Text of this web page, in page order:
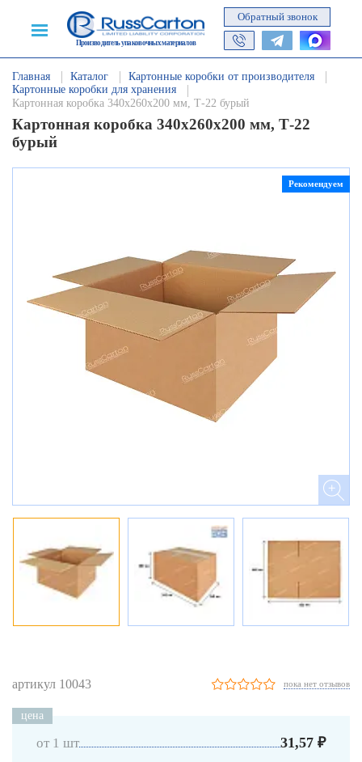
Производитель упаковочных материалов
Обратный звонок
Главная Каталог
Картонные коробки от производителя
Картонные коробки для хранения
Картонная коробка 340х260х200 мм, Т-22 бурый
Картонная коробка 340х260х200 мм, Т-22
бурый
Рекомендуем
артикул 10043 пока нет отзывов
цена
от 1 шт 31,57 ₽